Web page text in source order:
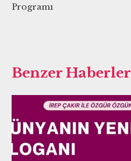
Programı
Benzer Haberler